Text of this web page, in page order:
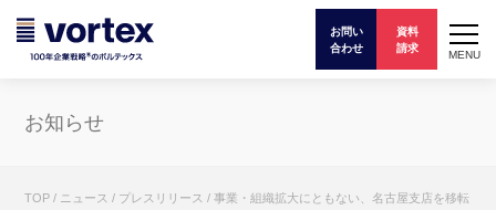
お問い
合わせ
資料
請求
MENU
お知らせ
TOP / ニュース / プレスリリース / 事業・組織拡大にともない、名古屋支店を移転